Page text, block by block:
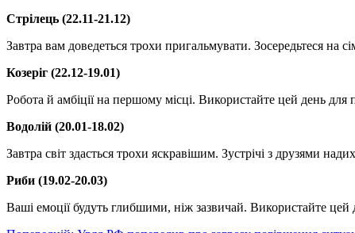
Стрілець (22.11-21.12)
Завтра вам доведеться трохи пригальмувати. Зосередьтеся на
Козеріг (22.12-19.01)
Робота й амбіції на першому місці. Використайте цей день
Водолій (20.01-18.02)
Завтра світ здасться трохи яскравішим. Зустрічі з друзями
Риби (19.02-20.03)
Ваші емоції будуть глибшими, ніж зазвичай. Використайте